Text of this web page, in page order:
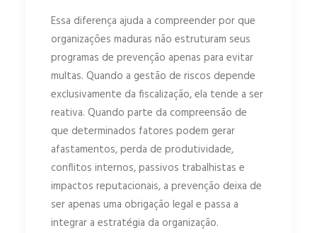
Essa diferença ajuda a compreender por que
organizações maduras não estruturam seus
programas de prevenção apenas para evitar
multas. Quando a gestão de riscos depende
exclusivamente da fiscalização, ela tende a ser
reativa. Quando parte da compreensão de
que determinados fatores podem gerar
afastamentos, perda de produtividade,
conflitos internos, passivos trabalhistas e
impactos reputacionais, a prevenção deixa de
ser apenas uma obrigação legal e passa a
integrar a estratégia da organização.